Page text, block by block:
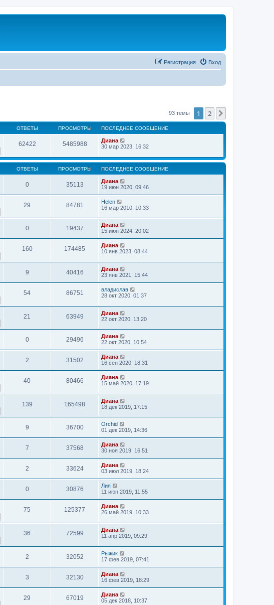
Вход
Регистрация
93 темы 1 2
ОТВЕТЫ ПРОСМОТРЫ ПОСЛЕДНЕЕ СООБЩЕНИЕ
62422 5485988
Диана
30 мар 2023, 16:32
ОТВЕТЫ ПРОСМОТРЫ ПОСЛЕДНЕЕ СООБЩЕНИЕ
0 35113
Диана
19 июн 2020, 09:46
29 84781
Helen
16 мар 2010, 10:33
0 19437
Диана
15 июн 2024, 20:02
160 174485
Диана
10 янв 2023, 08:44
9 40416
Диана
23 янв 2021, 15:44
54 86751
владислав
28 окт 2020, 01:37
21 63949
Диана
22 окт 2020, 13:20
0 29496
Диана
22 окт 2020, 10:54
2 31502
Диана
16 сен 2020, 18:31
40 80466
Диана
15 май 2020, 17:19
139 165498
Диана
18 дек 2019, 17:15
9 36700
Orchid
01 дек 2019, 14:36
7 37568
Диана
30 ноя 2019, 16:51
2 33624
Диана
03 июл 2019, 18:24
0 30876
Лия
11 июн 2019, 11:55
75 125377
Диана
26 май 2019, 10:33
36 72599
Диана
11 апр 2019, 09:29
2 32052
Рыжик
17 фев 2019, 07:41
3 32130
Диана
16 фев 2019, 18:29
29 67019
Диана
05 дек 2018, 10:37